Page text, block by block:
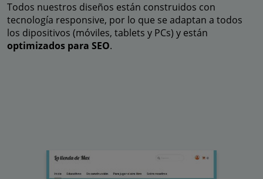
Todos nuestros diseños están construidos con
tecnología responsive, por lo que se adaptan a todos
los dipositivos (móviles, tablets y PCs) y están
optimizados para SEO.